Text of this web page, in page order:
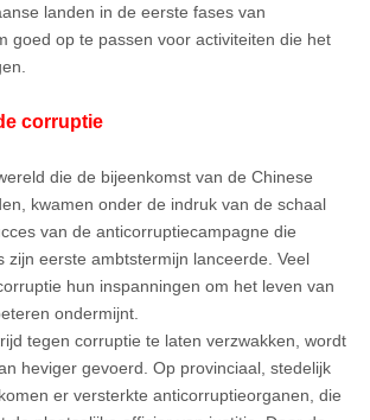
landen in de eerste fases van
goed op te passen voor activiteiten die het
corruptie
die de bijeenkomst van de Chinese
kwamen onder de indruk van de schaal
van de anticorruptiecampagne die
zijn eerste ambtstermijn lanceerde. Veel
hun inspanningen om het leven van
ondermijnt.
tegen corruptie te laten verzwakken, wordt
heviger gevoerd. Op provinciaal, stedelijk
er versterkte anticorruptieorganen, die